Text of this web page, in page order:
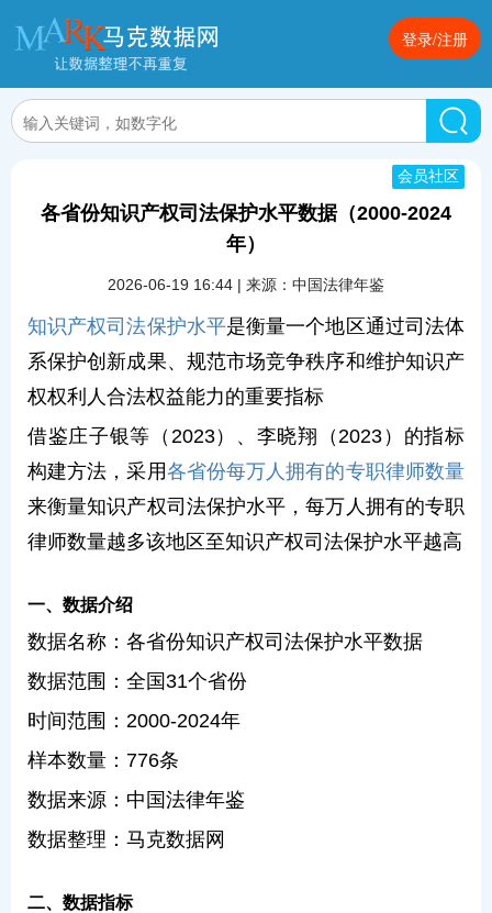
登录/注册
各省份知识产权司法保护水平数据（2000-2024
年）
会员社区
2026-06-19 16:44 | 来源：中国法律年鉴
知识产权司法保护水平是衡量一个地区通过司法体
系保护创新成果、规范市场竞争秩序和维护知识产
权权利人合法权益能力的重要指标
借鉴庄子银等（2023）、李晓翔（2023）的指标
构建方法，采用各省份每万人拥有的专职律师数量
来衡量知识产权司法保护水平，每万人拥有的专职
律师数量越多该地区至知识产权司法保护水平越高
一、数据介绍
数据名称：各省份知识产权司法保护水平数据
数据范围：全国31个省份
时间范围：2000-2024年
样本数量：776条
数据来源：中国法律年鉴
数据整理：马克数据网
二、数据指标